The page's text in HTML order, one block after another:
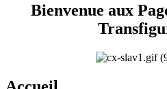
Bienvenue aux